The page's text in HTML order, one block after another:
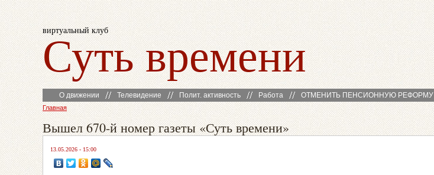
виртуальный клуб
Суть времени
О движении Телевидение Полит. активность Работа ОТМЕНИТЬ ПЕНСИОННУЮ РЕФОРМУ
Главная
Вышел 670-й номер газеты «Суть времени»
13.05.2026 - 15:00